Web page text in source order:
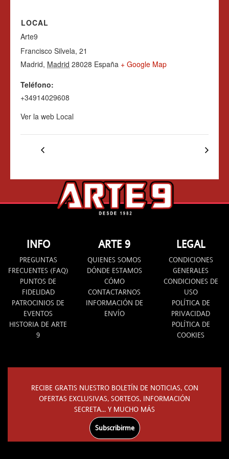
LOCAL
Arte9
Francisco Silvela, 21
Madrid, Madrid 28028 España + Google Map
Teléfono:
+34914029608
Ver la web Local
INFO
PREGUNTAS
FRECUENTES (FAQ)
PUNTOS DE
FIDELIDAD
PATROCINIOS DE
EVENTOS
HISTORIA DE ARTE
9
ARTE 9
QUIENES SOMOS
DÓNDE ESTAMOS
CÓMO
CONTACTARNOS
INFORMACIÓN DE
ENVÍO
LEGAL
CONDICIONES
GENERALES
CONDICIONES DE
USO
POLÍTICA DE
PRIVACIDAD
POLÍTICA DE
COOKIES
RECIBE GRATIS NUESTRO BOLETÍN DE NOTICIAS, CON
OFERTAS EXCLUSIVAS, SORTEOS, INFORMACIÓN
SECRETA... Y MUCHO MÁS
Subscribirme